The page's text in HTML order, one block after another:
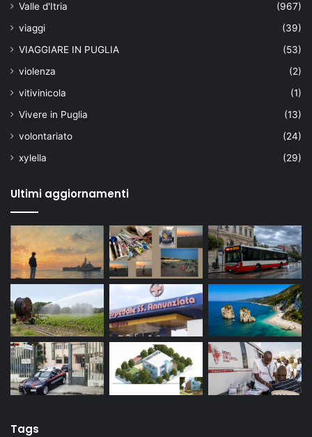
Valle d'Itria
(967)
viaggi
(39)
VIAGGIARE IN PUGLIA
(53)
violenza
(2)
vitivinicola
(1)
Vivere in Puglia
(13)
volontariato
(24)
xylella
(29)
Ultimi aggiornamenti
Tags